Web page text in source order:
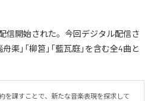
信開始された。今回デジタル配信さ
渠」「柳筥」「藍瓦庭」を含む全4曲と
を課すことで、新たな音楽表現を探求して